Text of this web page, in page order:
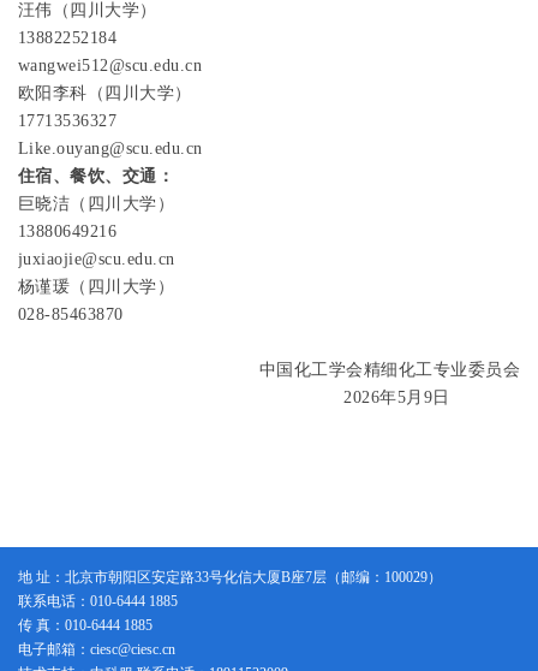
汪伟（四川大学）
13882252184
wangwei512@scu.edu.cn
欧阳李科（四川大学）
17713536327
Like.ouyang@scu.edu.cn
住宿、餐饮、交通：
巨晓洁（四川大学）
13880649216
juxiaojie@scu.edu.cn
杨谨瑗（四川大学）
028-85463870
中国化工学会精细化工专业委员会
2026年5月 9 日
地 址：北京市朝阳区安定路33号化信大厦B座7层（邮编：100029）
联系电话：010-6444 1885
传 真：010-6444 1885
电子邮箱：ciesc@ciesc.cn